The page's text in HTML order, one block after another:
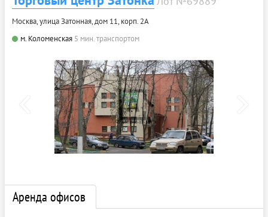
Москва, улица Затонная, дом 11, корп. 2А
м. Коломенская 5 мин. транспортом
Аренда офисов